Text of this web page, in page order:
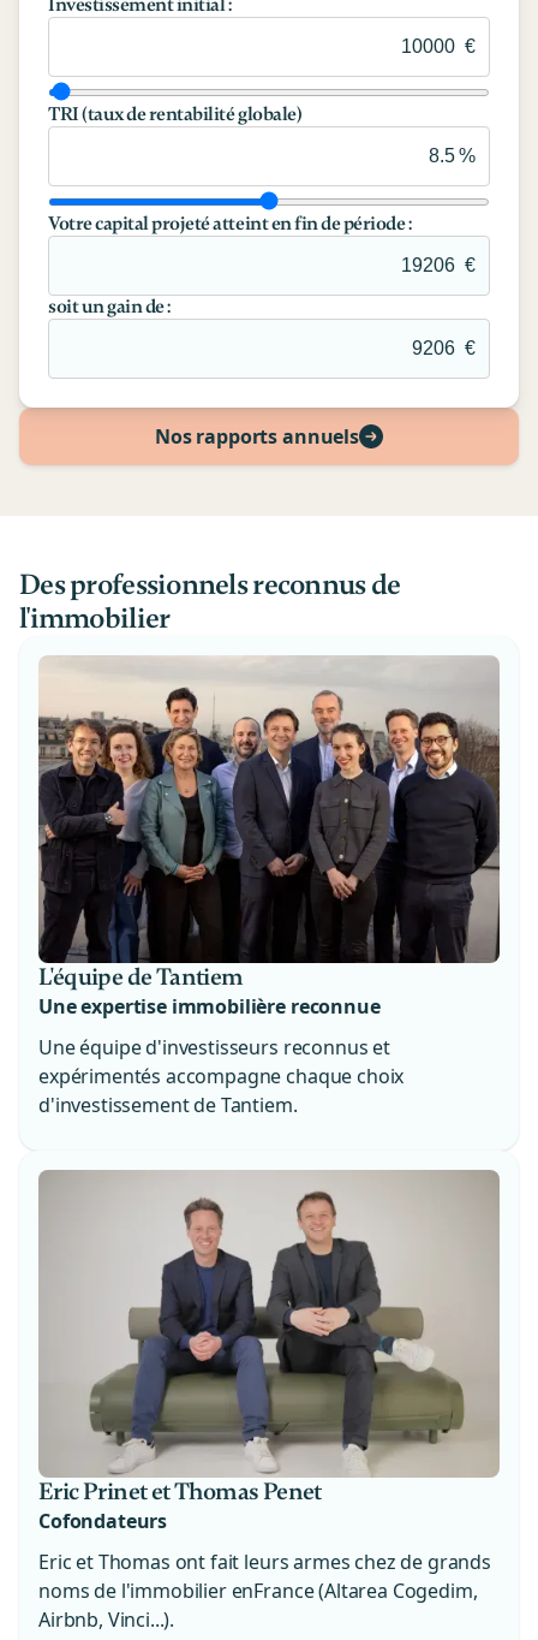
€
TRI (taux de rentabilité globale)
%
Votre capital projeté atteint en fin de période :
€
soit un gain de :
€
Nos rapports annuels
Des professionnels reconnus de
l'immobilier
L'équipe de Tantiem
Une expertise immobilière reconnue
Une équipe d'investisseurs reconnus et
expérimentés accompagne chaque choix
d'investissement de Tantiem.
Eric Prinet et Thomas Penet
Cofondateurs
Eric et Thomas ont fait leurs armes chez de grands
noms de l'immobilier enFrance (Altarea Cogedim,
Airbnb, Vinci...).